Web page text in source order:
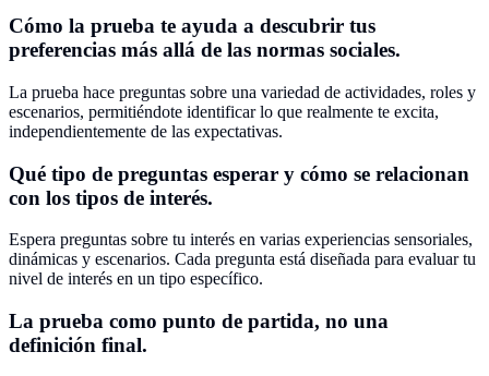
Cómo la prueba te ayuda a descubrir tus
preferencias más allá de las normas sociales.
La prueba hace preguntas sobre una variedad de actividades, roles y
escenarios, permitiéndote identificar lo que realmente te excita,
independientemente de las expectativas.
Qué tipo de preguntas esperar y cómo se relacionan
con los tipos de interés.
Espera preguntas sobre tu interés en varias experiencias sensoriales,
dinámicas y escenarios. Cada pregunta está diseñada para evaluar tu
nivel de interés en un tipo específico.
La prueba como punto de partida, no una
definición final.